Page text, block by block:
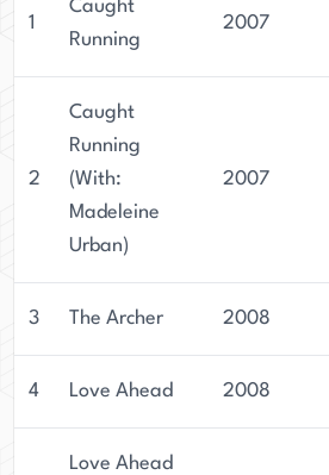
1
Caught
Running
2007
2
Caught
Running
(With:
Madeleine
Urban)
2007
3 The Archer 2008
4 Love Ahead 2008
Love Ahead